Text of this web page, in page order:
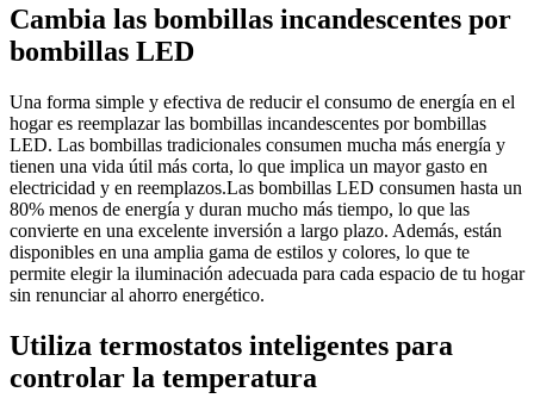
Cambia las bombillas incandescentes por
bombillas LED
Una forma simple y efectiva de reducir el consumo de energía en el
hogar es reemplazar las bombillas incandescentes por bombillas
LED. Las bombillas tradicionales consumen mucha más energía y
tienen una vida útil más corta, lo que implica un mayor gasto en
electricidad y en reemplazos.Las bombillas LED consumen hasta un
80% menos de energía y duran mucho más tiempo, lo que las
convierte en una excelente inversión a largo plazo. Además, están
disponibles en una amplia gama de estilos y colores, lo que te
permite elegir la iluminación adecuada para cada espacio de tu hogar
sin renunciar al ahorro energético.
Utiliza termostatos inteligentes para
controlar la temperatura